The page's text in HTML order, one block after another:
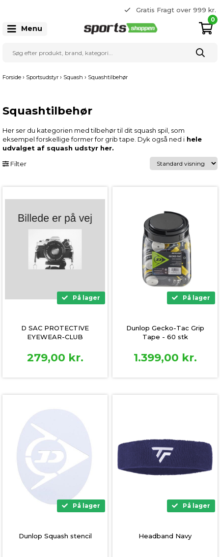
Gratis Fragt over 999 kr.
22 20 80 33
Menu
0
Forside › Sportsudstyr › Squash › Squashtilbehør
Squashtilbehør
Her ser du kategorien med tilbehør til dit squash spil, som
eksempel forskellige former for grib tape. Dyk også ned i hele
udvalget af squash udstyr her.
Filter
På lager
D SAC PROTECTIVE
EYEWEAR-CLUB
279,00 kr.
På lager
Dunlop Gecko-Tac Grip
Tape - 60 stk
1.399,00 kr.
På lager
Dunlop Squash stencil
På lager
Headband Navy